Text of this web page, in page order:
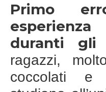
Primo
duranti gli
ragazzi,
coccolati e